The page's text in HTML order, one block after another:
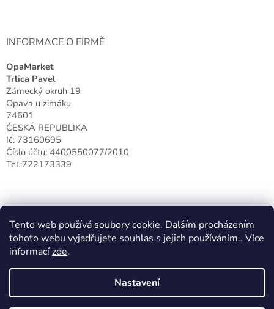
Tento web používá soubory cookie. Dalším procházením
tohoto webu vyjadřujete souhlas s jejich používáním.. Více
informacízde.
Nastavení
INFORMACE O FIRMĚ
OpaMarket
Trlica Pavel
Zámecký okruh 19
Opava u zimáku
74601
ČESKÁ REPUBLIKA
Ič: 73160695
Číslo účtu: 4400550077/2010
Tel.:722173339
Vytvořil Shoptet